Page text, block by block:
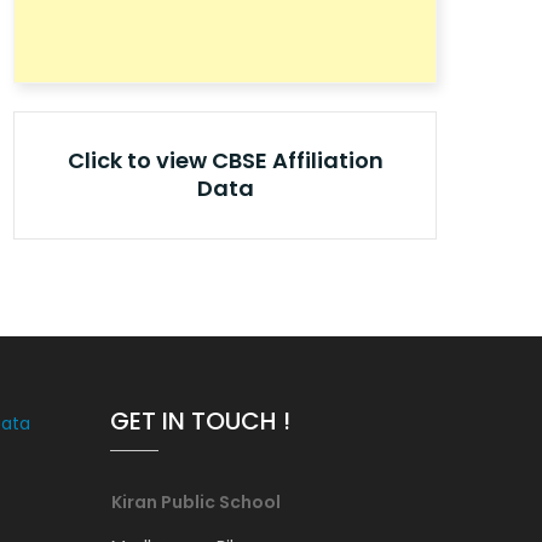
Click to view CBSE Affiliation
Data
GET IN TOUCH !
Kiran Public School